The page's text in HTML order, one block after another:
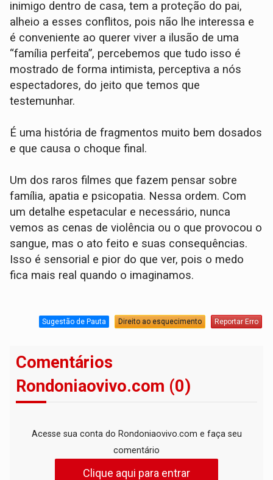
inimigo dentro de casa, tem a proteção do pai,
alheio a esses conflitos, pois não lhe interessa e
é conveniente ao querer viver a ilusão de uma
“família perfeita”, percebemos que tudo isso é
mostrado de forma intimista, perceptiva a nós
espectadores, do jeito que temos que
testemunhar.
É uma história de fragmentos muito bem dosados
e que causa o choque final.
Um dos raros filmes que fazem pensar sobre
família, apatia e psicopatia. Nessa ordem. Com
um detalhe espetacular e necessário, nunca
vemos as cenas de violência ou o que provocou o
sangue, mas o ato feito e suas consequências.
Isso é sensorial e pior do que ver, pois o medo
fica mais real quando o imaginamos.
Sugestão de Pauta Direito ao esquecimento Reportar Erro
Comentários
Rondoniaovivo.com (0)
Acesse sua conta do Rondoniaovivo.com e faça seu
comentário
Clique aqui para entrar